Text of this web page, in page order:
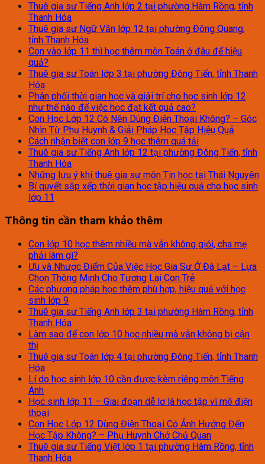
Thuê gia sư Tiếng Anh lớp 2 tại phường Hàm Rồng, tỉnh
Thanh Hóa
Thuê gia sư Ngữ Văn lớp 12 tại phường Đông Quang,
tỉnh Thanh Hóa
Con vào lớp 11 thì học thêm môn Toán ở đâu để hiệu
quả?
Thuê gia sư Toán lớp 3 tại phường Đông Tiến, tỉnh Thanh
Hóa
Phân phối thời gian học và giải trí cho học sinh lớp 12
như thế nào để việc học đạt kết quả cao?
Con Học Lớp 12 Có Nên Dùng Điện Thoại Không? – Góc
Nhìn Từ Phụ Huynh & Giải Pháp Học Tập Hiệu Quả
Cách nhận biết con lớp 9 học thêm quá tải
Thuê gia sư Tiếng Anh lớp 12 tại phường Đông Tiến, tỉnh
Thanh Hóa
Những lưu ý khi thuê gia sư môn Tin học tại Thái Nguyên
Bí quyết sắp xếp thời gian học tập hiệu quả cho học sinh
lớp 11
Thông tin cần tham khảo thêm
Con lớp 10 học thêm nhiều mà vẫn không giỏi, cha mẹ
phải làm gì?
Ưu và Nhược Điểm Của Việc Học Gia Sư Ở Đà Lạt – Lựa
Chọn Thông Minh Cho Tương Lai Con Trẻ
Các phương pháp học thêm phù hợp, hiệu quả với học
sinh lớp 9
Thuê gia sư Tiếng Anh lớp 3 tại phường Hàm Rồng, tỉnh
Thanh Hóa
Làm sao để con lớp 10 học nhiều mà vẫn không bị cận
thị
Thuê gia sư Toán lớp 4 tại phường Đông Tiến, tỉnh Thanh
Hóa
Lí do học sinh lớp 10 cần được kèm riêng môn Tiếng
Anh
Học sinh lớp 11 – Giai đoạn dễ lơ là học tập vì mê điện
thoại
Con Học Lớp 12 Dùng Điện Thoại Có Ảnh Hưởng Đến
Học Tập Không? – Phụ Huynh Chớ Chủ Quan
Thuê gia sư Tiếng Việt lớp 1 tại phường Hàm Rồng, tỉnh
Thanh Hóa